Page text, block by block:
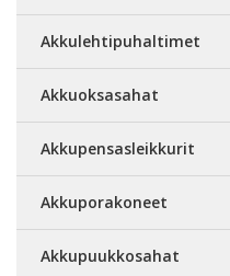
Akkulehtipuhaltimet
Akkuoksasahat
Akkupensasleikkurit
Akkuporakoneet
Akkupuukkosahat